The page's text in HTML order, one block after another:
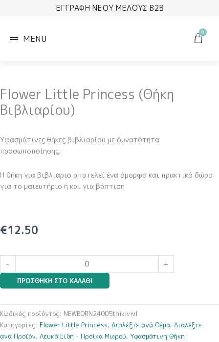
ΕΓΓΡΑΦΗ ΝΕΟΥ ΜΕΛΟΥΣ B2B
MENU
0
Cart
Flower Little Princess (Θήκη
Βιβλιαρίου)
Υφασμάτινες θήκες βιβλιαρίου με δυνατότητα
προσωποποίησης.
Η θήκη για βιβλιαριο αποτελεί ένα όμορφο και πρακτικό δώρο
για το μαιευτήριο ή και για βάπτιση
€12.50
-
Little
Princess
Βιβλιαρίου)
ποσότητα
+
ΠΡΟΣΘΉΚΗ ΣΤΟ ΚΑΛΆΘΙ
Κωδικός προϊόντος: NEWBORN24005thikivivl
Κατηγορίες: Flower Little Princess, Διαλέξτε ανά Θέμα, Διαλέξτε
ανά Προϊόν, Λευκά Είδη - Προίκα Μωρού, Υφασμάτινη Θήκη